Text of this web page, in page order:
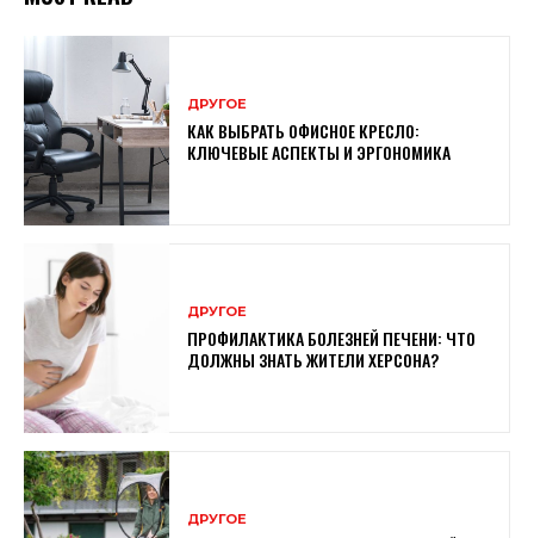
ДРУГОЕ
КАК ВЫБРАТЬ ОФИСНОЕ КРЕСЛО:
КЛЮЧЕВЫЕ АСПЕКТЫ И ЭРГОНОМИКА
ДРУГОЕ
ПРОФИЛАКТИКА БОЛЕЗНЕЙ ПЕЧЕНИ: ЧТО
ДОЛЖНЫ ЗНАТЬ ЖИТЕЛИ ХЕРСОНА?
ДРУГОЕ